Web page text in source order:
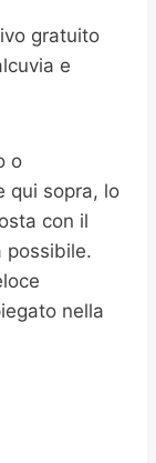
gratuito
e
o
qui sopra, lo
con il
possibile.
nella